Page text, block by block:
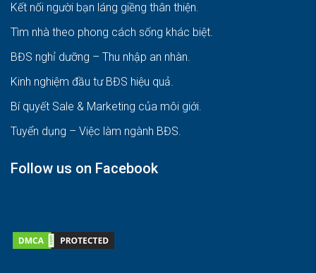
Kết nối người bạn láng giềng thân thiện.
Tìm nhà theo phong cách sống khác biệt.
BĐS nghỉ dưỡng – Thu nhập an nhàn.
Kinh nghiệm đầu tư BĐS hiệu quả.
Bí quyết Sale & Marketing của môi giới.
Tuyển dụng – Việc làm ngành BĐS.
Follow us on Facebook